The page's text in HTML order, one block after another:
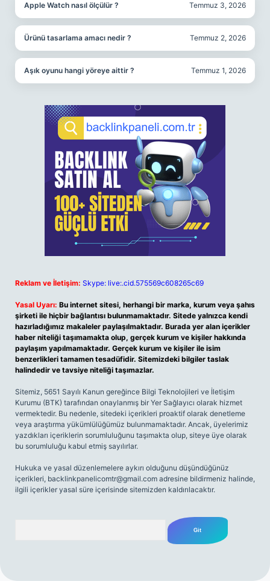
Apple Watch nasıl ölçülür ? Temmuz 3, 2026
Ürünü tasarlama amacı nedir ? Temmuz 2, 2026
Aşık oyunu hangi yöreye aittir ? Temmuz 1, 2026
Reklam ve İletişim: Skype: live:.cid.575569c608265c69
Yasal Uyarı: Bu internet sitesi, herhangi bir marka, kurum veya şahıs
şirketi ile hiçbir bağlantısı bulunmamaktadır. Sitede yalnızca kendi
hazırladığımız makaleler paylaşılmaktadır. Burada yer alan içerikler
haber niteliği taşımamakta olup, gerçek kurum ve kişiler hakkında
paylaşım yapılmamaktadır. Gerçek kurum ve kişiler ile isim
benzerlikleri tamamen tesadüfidir. Sitemizdeki bilgiler taslak
halindedir ve tavsiye niteliği taşımazlar.
Sitemiz, 5651 Sayılı Kanun gereğince Bilgi Teknolojileri ve İletişim
Kurumu (BTK) tarafından onaylanmış bir Yer Sağlayıcı olarak hizmet
vermektedir. Bu nedenle, sitedeki içerikleri proaktif olarak denetleme
veya araştırma yükümlülüğümüz bulunmamaktadır. Ancak, üyelerimiz
yazdıkları içeriklerin sorumluluğunu taşımakta olup, siteye üye olarak
bu sorumluluğu kabul etmiş sayılırlar.
Hukuka ve yasal düzenlemelere aykırı olduğunu düşündüğünüz
içerikleri, backlinkpanelicomtr@gmail.com adresine bildirmeniz halinde,
ilgili içerikler yasal süre içerisinde sitemizden kaldırılacaktır.